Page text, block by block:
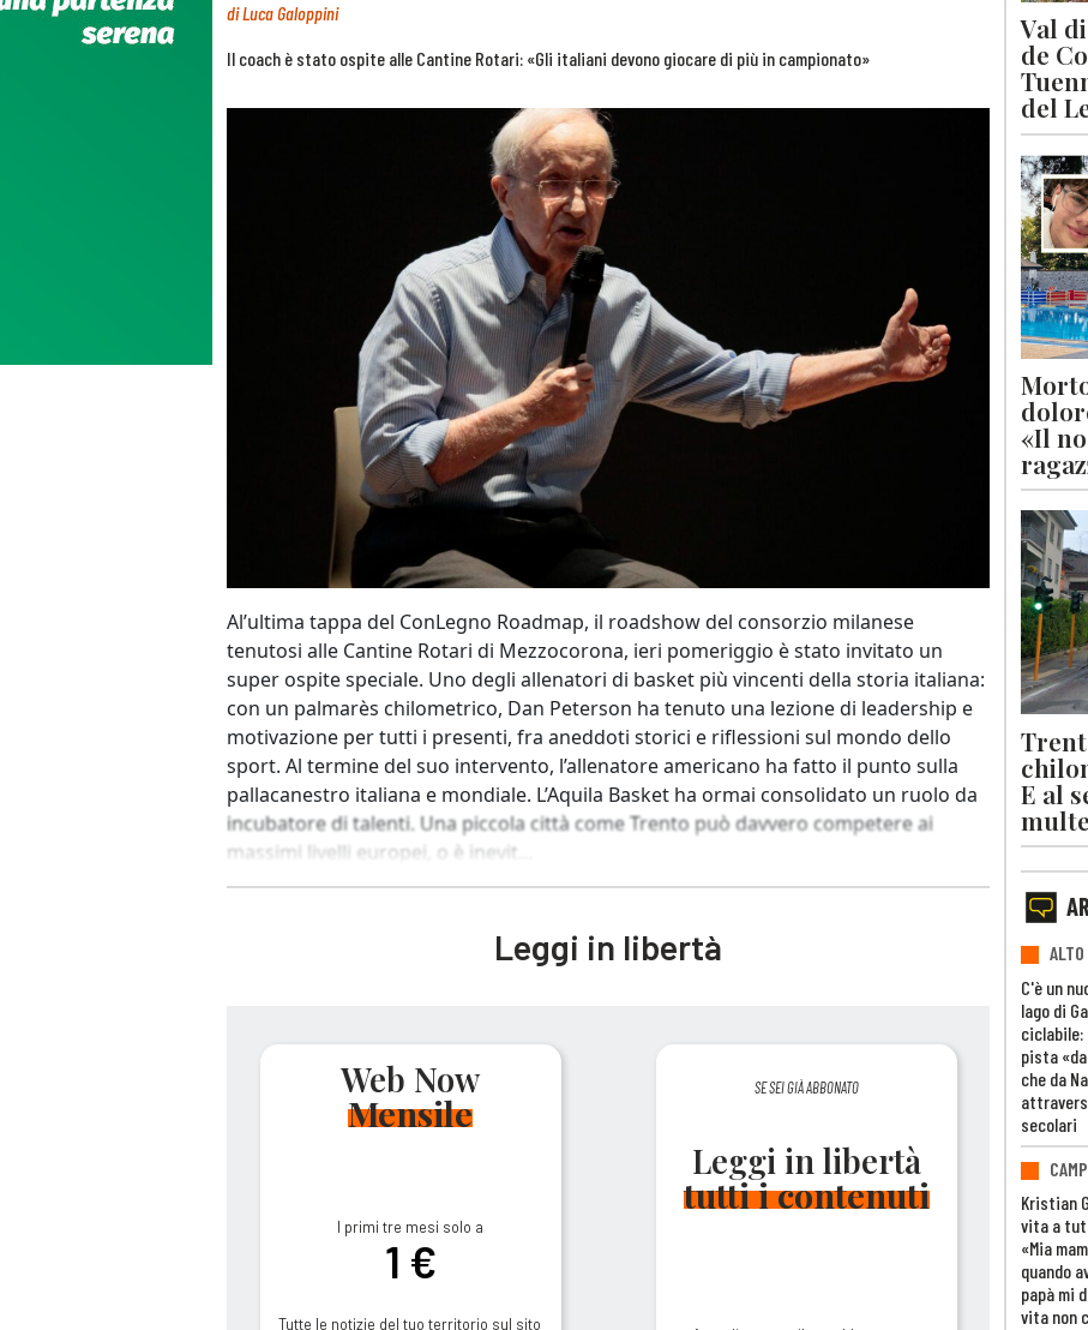
diLuca Galoppini
Il coach è stato ospite alle Cantine Rotari: «Gli italiani devono giocare di più in campionato»
Al’ultima tappa del ConLegno Roadmap, il roadshow del consorzio milanese
tenutosi alle Cantine Rotari di Mezzocorona, ieri pomeriggio è stato invitato un
super ospite speciale. Uno degli allenatori di basket più vincenti della storia italiana:
con un palmarès chilometrico, Dan Peterson ha tenuto una lezione di leadership e
motivazione per tutti i presenti, fra aneddoti storici e riflessioni sul mondo dello
sport. Al termine del suo intervento, l’allenatore americano ha fatto il punto sulla
pallacanestro italiana e mondiale. L’Aquila Basket ha ormai consolidato un ruolo da
incubatore di talenti. Una piccola città come Trento può davvero competere ai
massimi livelli europei, o è inevit...
Leggi in libertà
Web Now
Mensile
I primi tre mesi solo a
1 €
Tutte le notizie del tuo territorio sul sito
SE SEI GIÀ ABBONATO
Leggi in libertà
tutti i contenuti
Val
de
del
«Il
E al
ALTO
C'è un
lago di
ciclabile:
pista
che da
secolari
Kristian
vita a
«Mia
quando
papà mi
vita non